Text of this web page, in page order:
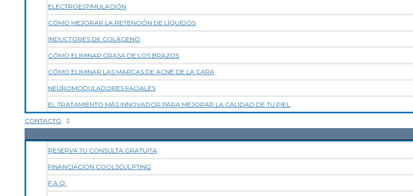
ELECTROESTIMULACIÓN
CÓMO MEJORAR LA RETENCIÓN DE LÍQUIDOS
INDUCTORES DE COLÁGENO
CÓMO ELIMINAR GRASA DE LOS BRAZOS
CÓMO ELIMINAR LAS MARCAS DE ACNÉ DE LA CARA
NEUROMODULADORES FACIALES
EL TRATAMIENTO MÁS INNOVADOR PARA MEJORAR LA CALIDAD DE TU PIEL
CONTACTO
RESERVA TU CONSULTA GRATUITA
FINANCIACIÓN COOLSCULPTING
F.A.Q.